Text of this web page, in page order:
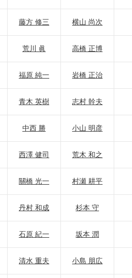
藤方 修三 横山 尚次
荒川 眞 高橋 正博
福原 純一 岩橋 正治
青木 英樹 志村 幹夫
中西 勝 小山 明彦
西澤 健司 荒木 和之
關橋 光一 村瀬 耕平
丹村 和成 杉本 守
石原 紀一 坂本 潤
清水 重夫 小島 朋広